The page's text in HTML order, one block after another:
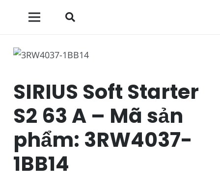
SIRIUS Soft Starter
S2 63 A – Mã sản
phẩm: 3RW4037-
1BB14